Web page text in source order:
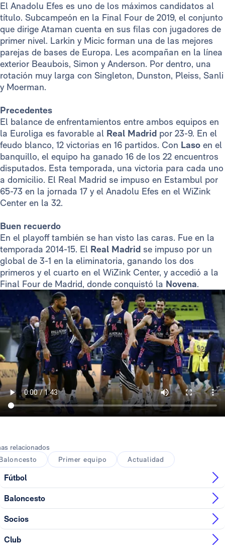
El Anadolu Efes es uno de los máximos candidatos al
título. Subcampeón en la Final Four de 2019, el conjunto
que dirige Ataman cuenta en sus filas con jugadores de
primer nivel. Larkin y Micic forman una de las mejores
parejas de bases de Europa. Les acompañan en la línea
exterior Beaubois, Simon y Anderson. Por dentro, una
rotación muy larga con Singleton, Dunston, Pleiss, Sanli
y Moerman.
Precedentes
El balance de enfrentamientos entre ambos equipos en
la Euroliga es favorable al Real Madrid por 23-9. En el
feudo blanco, 12 victorias en 16 partidos. Con Laso en el
banquillo, el equipo ha ganado 16 de los 22 encuentros
disputados. Esta temporada, una victoria para cada uno
a domicilio. El Real Madrid se impuso en Estambul por
65-73 en la jornada 17 y el Anadolu Efes en el WiZink
Center en la 32.
Buen recuerdo
En el playoff también se han visto las caras. Fue en la
temporada 2014-15. El Real Madrid se impuso por un
global de 3-1 en la eliminatoria, ganando los dos
primeros y el cuarto en el WiZink Center, y accedió a la
Final Four de Madrid, donde conquistó la Novena.
relacionados
Primer equipo Actualidad
Fútbol
Baloncesto
Socios
Club